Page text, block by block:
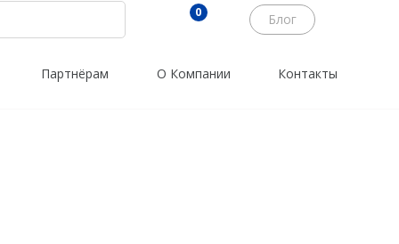
0 Блог
Партнёрам О Компании Контакты